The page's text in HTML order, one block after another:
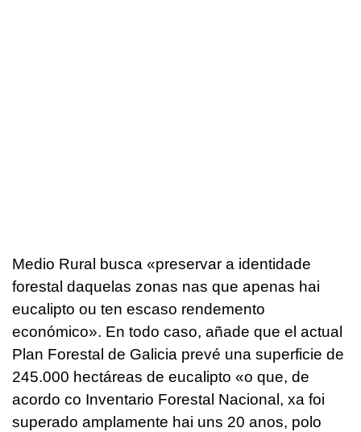
Medio Rural busca «preservar a identidade
forestal daquelas zonas nas que apenas hai
eucalipto ou ten escaso rendemento
económico». En todo caso, añade que el actual
Plan Forestal de Galicia prevé una superficie de
245.000 hectáreas de eucalipto «o que, de
acordo co Inventario Forestal Nacional, xa foi
superado amplamente hai uns 20 anos, polo